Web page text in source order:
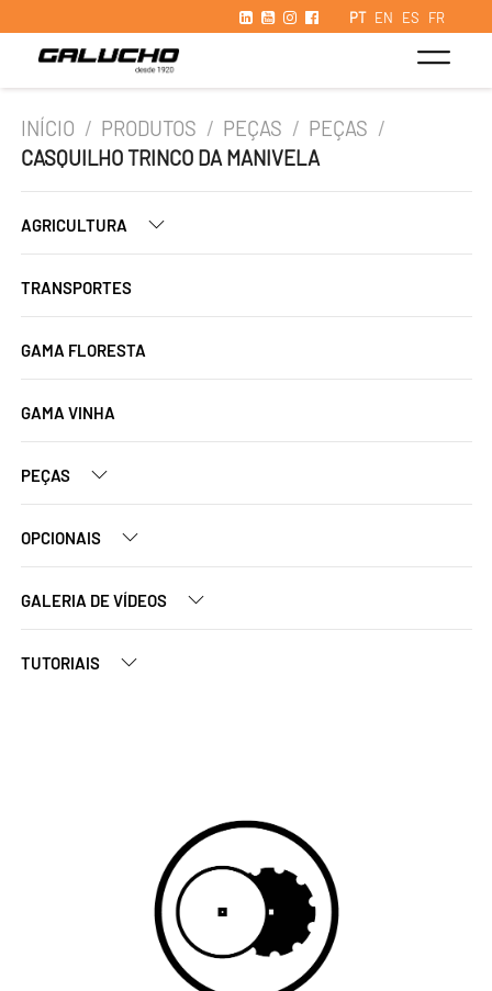
PT EN ES FR
INÍCIO / PRODUTOS / PEÇAS / PEÇAS /
CASQUILHO TRINCO DA MANIVELA
AGRICULTURA
TRANSPORTES
GAMA FLORESTA
GAMA VINHA
PEÇAS
OPCIONAIS
GALERIA DE VÍDEOS
TUTORIAIS